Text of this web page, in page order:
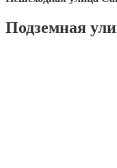
Подземная